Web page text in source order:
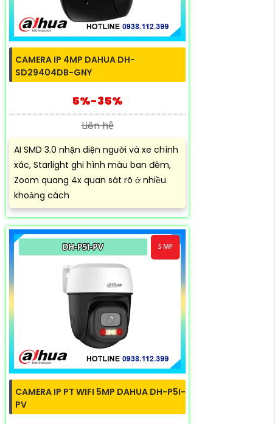
CAMERA IP 4MP DAHUA DH-
SD29404DB-GNY
5%-35%
Liên hệ
AI SMD 3.0 nhận diện người và xe chính
xác, Starlight ghi hình màu ban đêm,
Zoom quang 4x quan sát rõ ở nhiều
khoảng cách
CAMERA IP PT WIFI 5MP DAHUA DH-P5I-
PV